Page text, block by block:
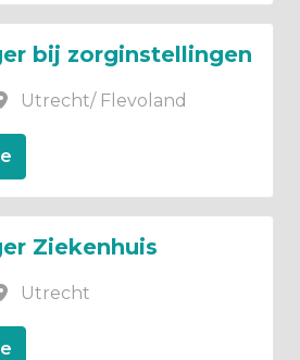
bij zorginstellingen
Utrecht/ Flevoland
Ziekenhuis
Utrecht